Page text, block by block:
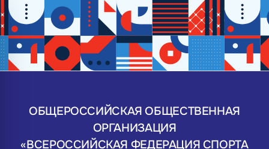
ОБЩЕРОССИЙСКАЯ ОБЩЕСТВЕННАЯ
ОРГАНИЗАЦИЯ
«ВСЕРОССИЙСКАЯ ФЕДЕРАЦИЯ СПОРТА